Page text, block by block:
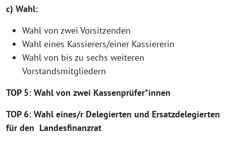
c) Wahl:
Wahl von zwei Vorsitzenden
Wahl eines Kassierers/einer Kassiererin
Wahl von bis zu sechs weiteren
Vorstandsmitgliedern
TOP 5: Wahl von zwei Kassenprüfer*innen
TOP 6: Wahl eines/r Delegierten und Ersatzdelegierten
für den Landesfinanzrat